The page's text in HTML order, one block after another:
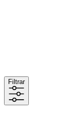
Filtrar